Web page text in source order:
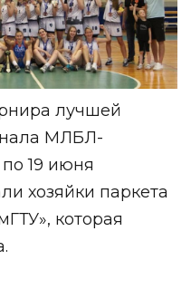
лучшей
МЛБЛ-
19 июня
хозяйки паркета
которая